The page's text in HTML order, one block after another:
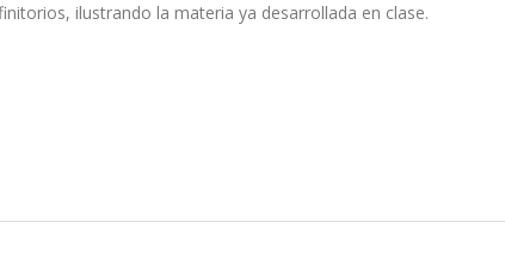
ilustrando la materia ya desarrollada en clase.